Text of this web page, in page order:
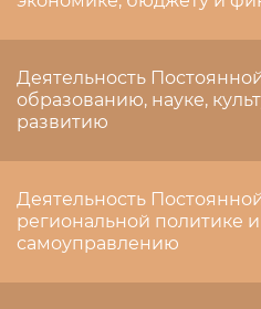
Деятельность
образованию, науке,
развитию
Деятельность
региональной политике
самоуправлению